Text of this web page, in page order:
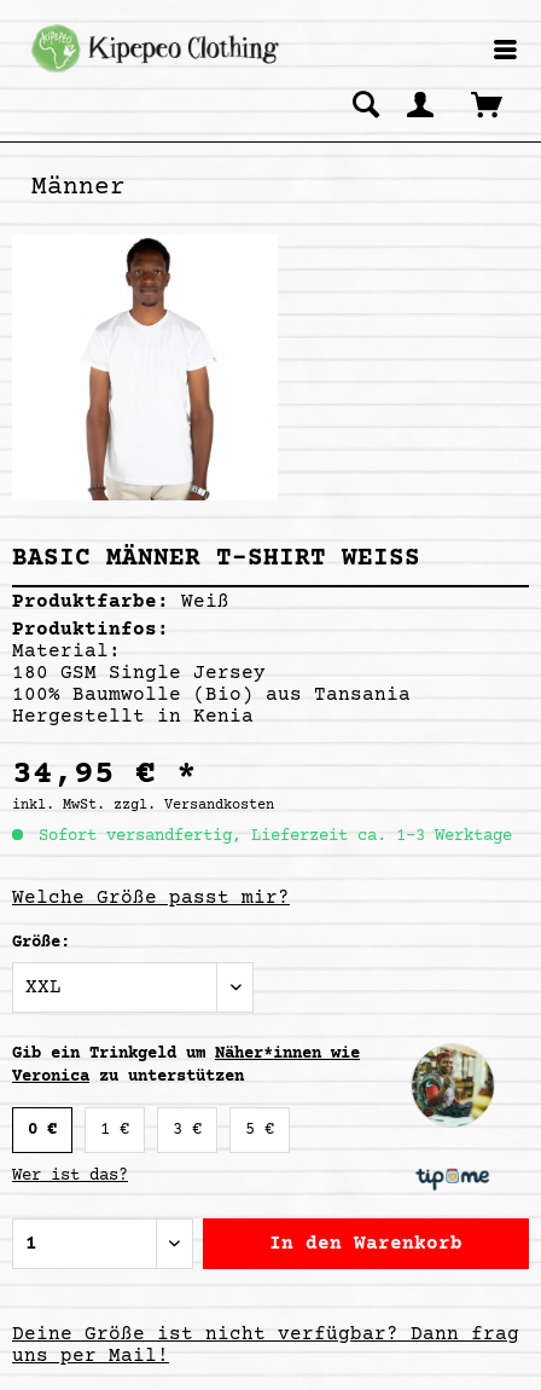
Männer
BASIC MÄNNER T-SHIRT WEISS
Produktfarbe: Weiß
Produktinfos:
Material:
180 GSM Single Jersey
100% Baumwolle (Bio) aus Tansania
Hergestellt in Kenia
34,95 € *
inkl. MwSt. zzgl. Versandkosten
Sofort versandfertig, Lieferzeit ca. 1-3 Werktage
Welche Größe passt mir?
Größe:
Gib ein Trinkgeld um Näher*innen wie
Veronica zu unterstützen
0 € 1 € 3 € 5 €
Wer ist das?
In den Warenkorb
Deine Größe ist nicht verfügbar? Dann frag
uns per Mail!